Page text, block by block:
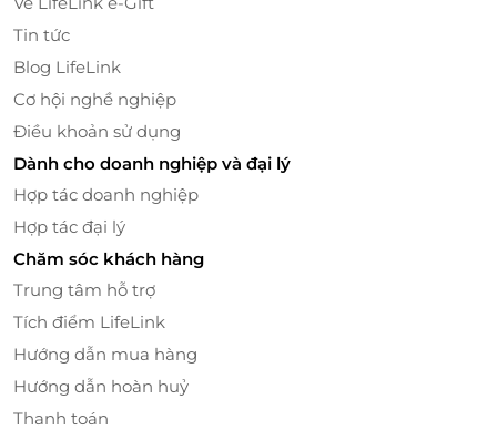
Ngoài ra, thực khách sẽ có cơ hội thưởng thức các
món truyền thống của Hàn Quốc như: Canh sườn bò
Hàn Quốc, cơm trộn Hàn Quốc, bánh hành hải sản,
canh kim chi,... được thay đổi theo ngày mang đến
những trải nghiệm mới ẩm thực mới lạ tới mỗi
người.
Tin tức
Blog LifeLink
Cơ hội nghề nghiệp
Điều khoản sử dụng
Dành cho doanh nghiệp và đại lý
Hợp tác doanh nghiệp
Hợp tác đại lý
Chăm sóc khách hàng
Trung tâm hỗ trợ
Tích điểm LifeLink
Hướng dẫn mua hàng
Hướng dẫn hoàn huỷ
Thanh toán